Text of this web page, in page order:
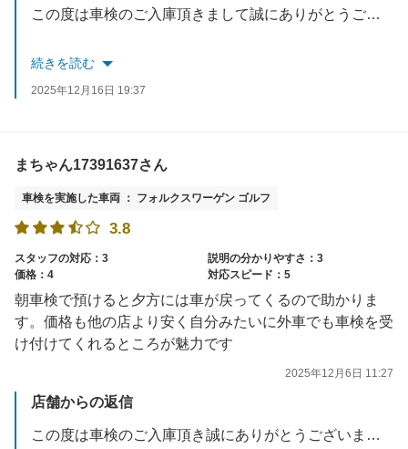
この度は車検のご入庫頂きまして誠にありがとうございました。
口コミも高評価を頂き、対応したスタッフも含めて励みになります。
続きを読む
2025年12月16日 19:37
まちゃん17391637さん
車検を実施した車両 ： フォルクスワーゲン ゴルフ
3.8
スタッフの対応：3
説明の分かりやすさ：3
価格：4
対応スピード：5
朝車検で預けると夕方には車が戻ってくるので助かりま
す。価格も他の店より安く自分みたいに外車でも車検を受
け付けてくれるところが魅力です
2025年12月6日 11:27
店舗からの返信
この度は車検のご入庫頂き誠にありがとうございました。